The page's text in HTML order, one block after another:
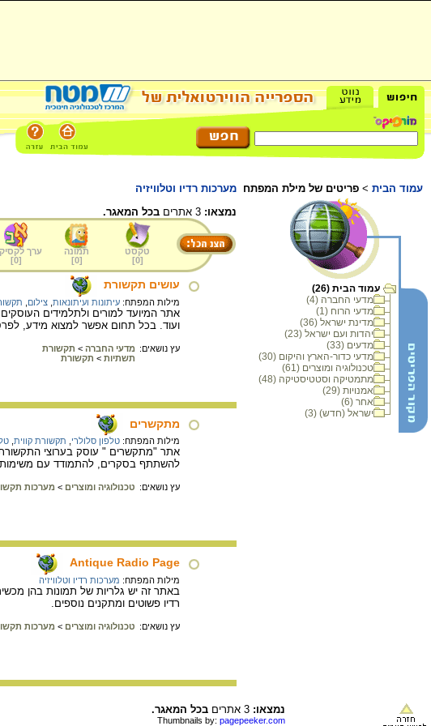
עמוד הבית > פריטים של מילת המפתח מערכות רדיו וטלוויזיה
עמוד הבית (26)
מדעי החברה (4)
מדעי הרוח (1)
מדינת ישראל (36)
יהדות ועם ישראל (23)
מדעים (33)
מדעי כדור-הארץ והיקום (30)
טכנולוגיה ומוצרים (61)
מתמטיקה וסטטיסטיקה (48)
אמנויות (29)
אחר (6)
ישראל (חדש) (3)
נמצאו: בכל המאגר.
טקסט
[
0
]
תמונה
[
0
]
ערך
[
0
]
עושים תקשורת
מילות המפתח: עיתונות ועיתונאות צילום
אתר המיועד למורים ולתלמידים
ועוד. בכל תחום אפשר למצוא מידע,
עץ נושאים: מדעי החברה > תקשורת
תשתיות > תקשורת
מתקשרים
מילות המפתח: טלפון סלולרי תקשורת קווית
אתר "מתקשרים " עוסק בערוצי התקשורת
להשתתף בסקרים, להתמודד עם משימות,
עץ נושאים: טכנולוגיה ומוצרים > מערכות
Antique Radio Page
מילות המפתח: מערכות רדיו וטלוויזיה
רדיו פשוטים ומתקנים נוספים.
עץ נושאים: טכנולוגיה ומוצרים > מערכות
נמצאו: בכל המאגר.
Thumbnails by: pagepeeker.com